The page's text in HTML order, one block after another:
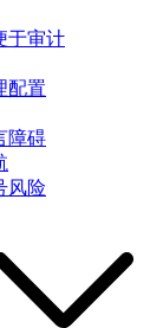
于审计
配置
障碍
风险